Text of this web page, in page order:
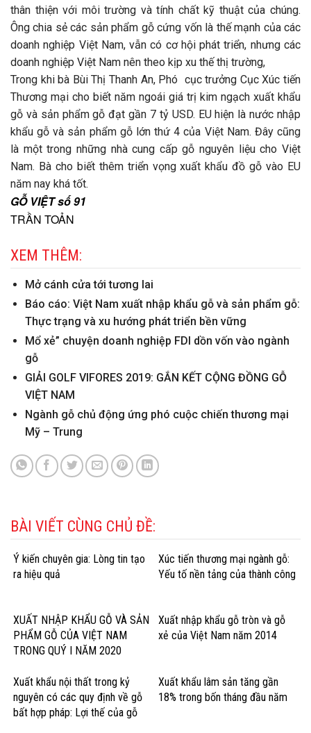
thân thiện với môi trường và tính chất kỹ thuật của chúng.
Ông chia sẻ các sản phẩm gỗ cứng vốn là thế mạnh của các
doanh nghiệp Việt Nam, vẫn có cơ hội phát triển, nhưng các
doanh nghiệp Việt Nam nên theo kịp xu thế thị trường,
Trong khi bà Bùi Thị Thanh An, Phó cục trưởng Cục Xúc tiến
Thương mại cho biết năm ngoái giá trị kim ngạch xuất khẩu
gỗ và sản phẩm gỗ đạt gần 7 tỷ USD. EU hiện là nước nhập
khẩu gỗ và sản phẩm gỗ lớn thứ 4 của Việt Nam. Đây cũng
là một trong những nhà cung cấp gỗ nguyên liệu cho Việt
Nam. Bà cho biết thêm triển vọng xuất khẩu đồ gỗ vào EU
năm nay khá tốt.
GỖ VIỆT số 91
TRẦN TOẢN
XEM THÊM:
Mở cánh cửa tới tương lai
Báo cáo: Việt Nam xuất nhập khẩu gỗ và sản phẩm gỗ:
Thực trạng và xu hướng phát triển bền vững
Mổ xẻ” chuyện doanh nghiệp FDI dồn vốn vào ngành
gỗ
GIẢI GOLF VIFORES 2019: GẮN KẾT CỘNG ĐỒNG GỖ
VIỆT NAM
Ngành gỗ chủ động ứng phó cuộc chiến thương mại
Mỹ – Trung
BÀI VIẾT CÙNG CHỦ ĐỀ:
Ý kiến chuyên gia: Lòng tin tạo
ra hiệu quả
Xúc tiến thương mại ngành gỗ:
Yếu tố nền tảng của thành công
XUẤT NHẬP KHẨU GỖ VÀ SẢN
PHẨM GỖ CỦA VIỆT NAM
TRONG QUÝ I NĂM 2020
Xuất nhập khẩu gỗ tròn và gỗ
xẻ của Việt Nam năm 2014
Xuất khẩu nội thất trong kỷ
nguyên có các quy định về gỗ
bất hợp pháp: Lợi thế của gỗ
Xuất khẩu lâm sản tăng gần
18% trong bốn tháng đầu năm